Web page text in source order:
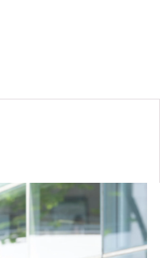
请入学时会被视为等同
第二级」／「第三
N3或以上 及 韩语达
为一般入学条件中的五
成绩达E级或以上亦会被